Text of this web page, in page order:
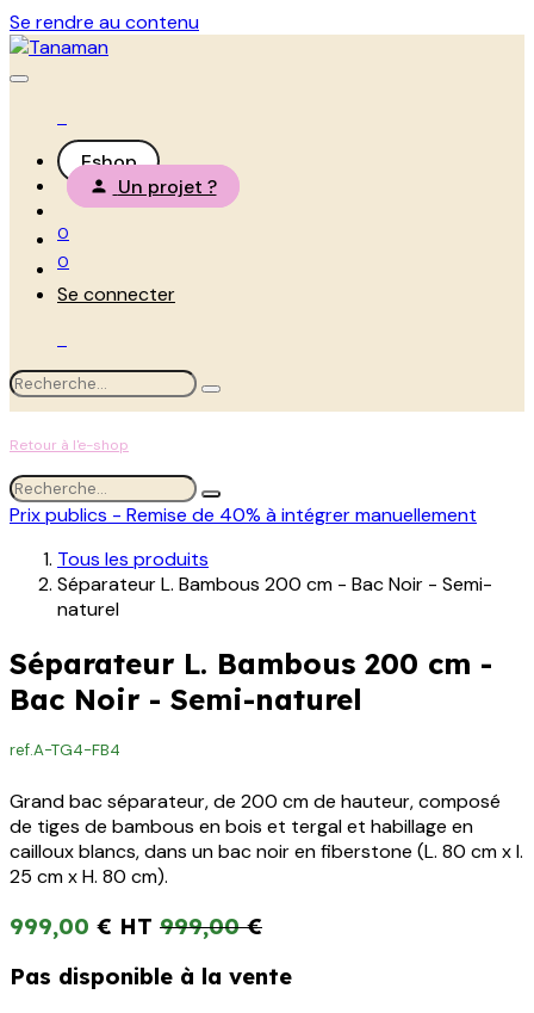
Se rendre au contenu
Eshop
Un projet ?
0
0
Se connecter
Retour à l'e-shop
Prix publics - Remise de 40% à intégrer manuellement
Tous les produits
Séparateur L. Bambous 200 cm - Bac Noir - Semi-
naturel
Séparateur L. Bambous 200 cm -
Bac Noir - Semi-naturel
ref.A-TG4-FB4
Grand bac séparateur, de 200 cm de hauteur, composé
de tiges de bambous en bois et tergal et habillage en
cailloux blancs, dans un bac noir en fiberstone (L. 80 cm x l.
25 cm x H. 80 cm).
999,00 € 999,00€
Pas disponible à la vente